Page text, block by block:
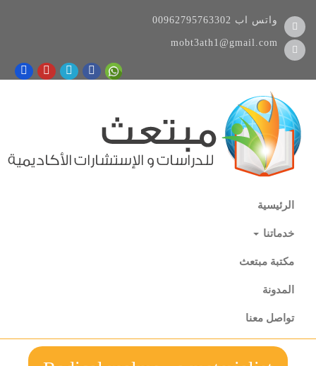
00962795763302 واتس اب
mobt3ath1@gmail.com
الرئيسية
خدماتنا
مكتبة مبتعث
المدونة
تواصل معنا